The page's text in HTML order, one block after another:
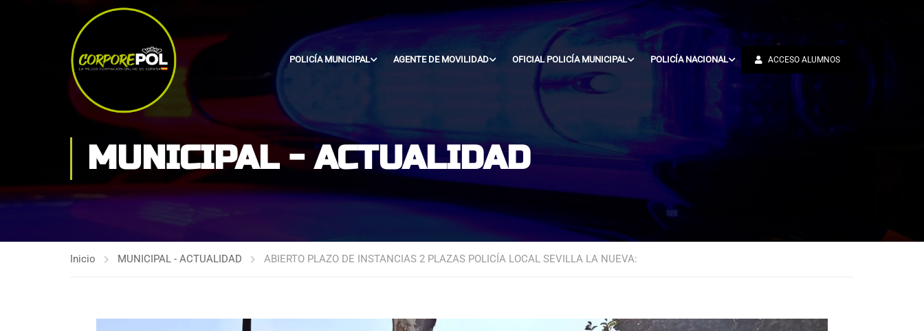
POLICÍA MUNICIPAL AGENTE DE MOVILIDAD OFICIAL POLICÍA MUNICIPAL POLICÍA NACIONAL ACCESO ALUMNOS
MUNICIPAL - ACTUALIDAD
Inicio MUNICIPAL - ACTUALIDAD ABIERTO PLAZO DE INSTANCIAS 2 PLAZAS POLICÍA LOCAL SEVILLA LA NUEVA: